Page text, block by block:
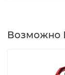
Возможно